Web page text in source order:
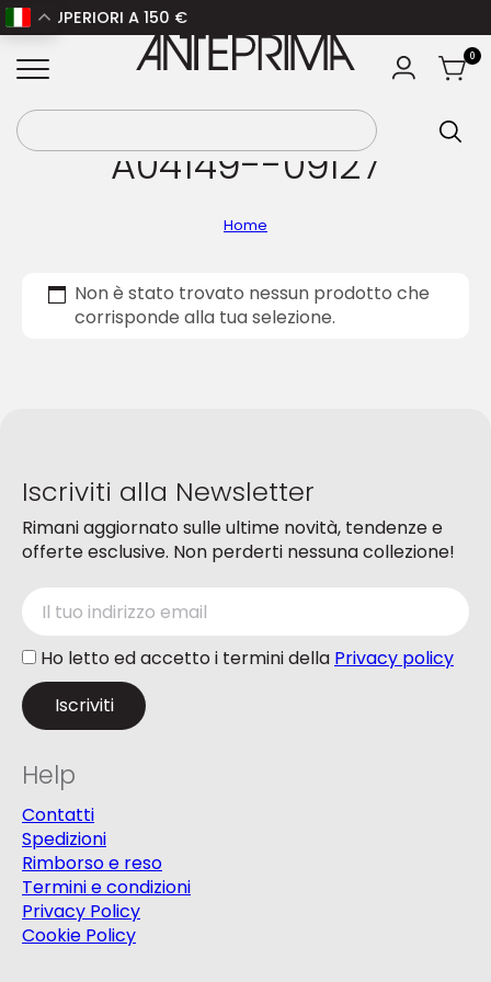
SUPERIORI A 150 €
0
A04149--09I27
Home
Non è stato trovato nessun prodotto che
corrisponde alla tua selezione.
Iscriviti alla Newsletter
Rimani aggiornato sulle ultime novità, tendenze e
offerte esclusive. Non perderti nessuna collezione!
Ho letto ed accetto i termini della Privacy policy
Help
Contatti
Spedizioni
Rimborso e reso
Termini e condizioni
Privacy Policy
Cookie Policy